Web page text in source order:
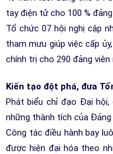
tay điện tử cho 100 %
Tổ chức 07 hội nghị cập
tham mưu giúp việc cấp
chính trị cho 290 đảng viên
Kiến tạo đột phá, đưa
Phát biểu chỉ đạo Đại hội,
những thành tích của
Công tác điều hành bay
được hiện đại hóa theo